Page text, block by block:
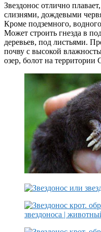
Звездонос отлично
слизнями, дождевыми
Кроме подземного,
Может строить гнезда в
деревьев, под листьями.
почву с высокой
озер, болот на